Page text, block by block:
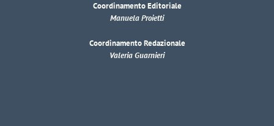
Coordinamento Editoriale
Manuela Proietti
Coordinamento Redazionale
Valeria Guarnieri